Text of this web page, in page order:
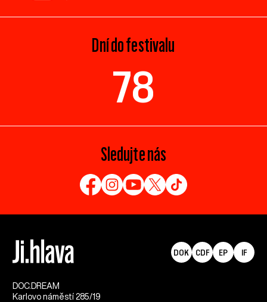
Dní do festivalu
78
Sledujte nás
DOC.DREAM​
Karlovo náměstí 285/19
DOK CDF EP IF